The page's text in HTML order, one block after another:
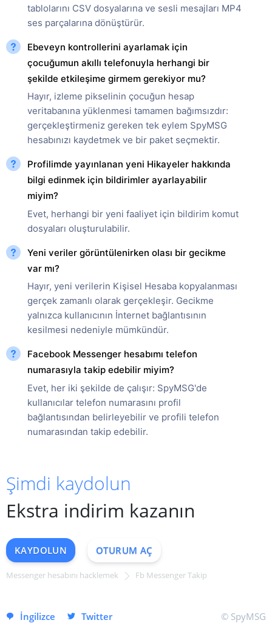
tablolarını CSV dosyalarına ve sesli mesajları MP4
ses parçalarına dönüştürür.
Ebeveyn kontrollerini ayarlamak için
çocuğumun akıllı telefonuyla herhangi bir
şekilde etkileşime girmem gerekiyor mu?
Hayır, izleme pikselinin çocuğun hesap
veritabanına yüklenmesi tamamen bağımsızdır:
gerçekleştirmeniz gereken tek eylem SpyMSG
hesabınızı kaydetmek ve bir paket seçmektir.
Profilimde yayınlanan yeni Hikayeler hakkında
bilgi edinmek için bildirimler ayarlayabilir
miyim?
Evet, herhangi bir yeni faaliyet için bildirim komut
dosyaları oluşturulabilir.
Yeni veriler görüntülenirken olası bir gecikme
var mı?
Hayır, yeni verilerin Kişisel Hesaba kopyalanması
gerçek zamanlı olarak gerçekleşir. Gecikme
yalnızca kullanıcının İnternet bağlantısının
kesilmesi nedeniyle mümkündür.
Facebook Messenger hesabımı telefon
numarasıyla takip edebilir miyim?
Evet, her iki şekilde de çalışır: SpyMSG'de
kullanıcılar telefon numarasını profil
bağlantısından belirleyebilir ve profili telefon
numarasından takip edebilir.
Şimdi kaydolun
Ekstra indirim kazanın
KAYDOLUN OTURUM AÇ
Messenger hesabını hacklemek Fb Messenger Takip
İngilizce
HEMEN KAYDOLUN
Twitter © SpyMSG